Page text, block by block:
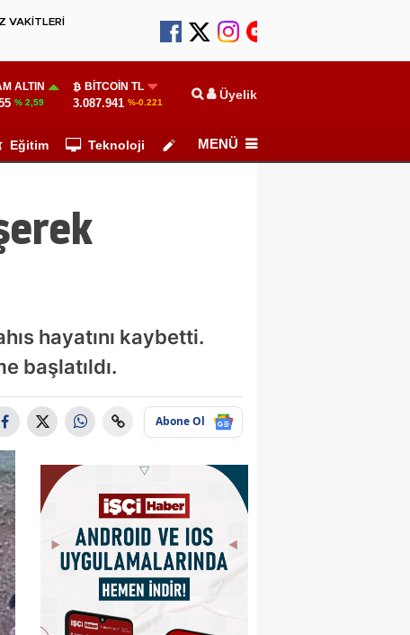
VAKİTLERİ
ALTIN
% 2,59
BITCOIN TL
3.087.941 %-0.221 Üyelik
Eğitim Teknoloji Köşe Yazarları
MENÜ
hayatını kaybetti.
başlatıldı.
Abone Ol